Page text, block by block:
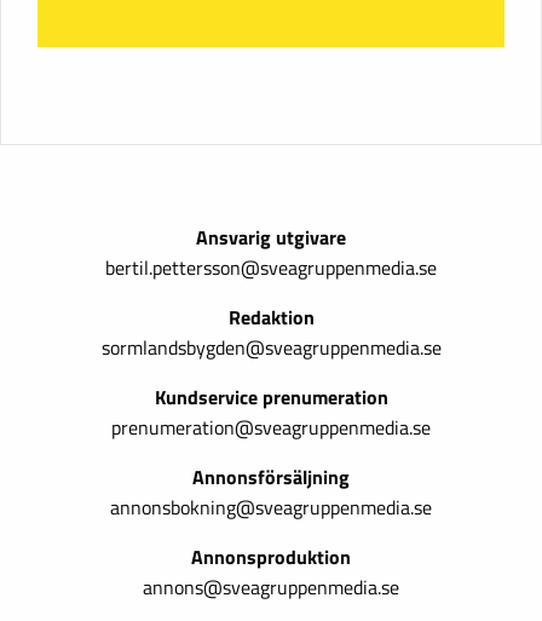
Ansvarig utgivare
bertil.pettersson@sveagruppenmedia.se
Redaktion
sormlandsbygden@sveagruppenmedia.se
Kundservice prenumeration
prenumeration@sveagruppenmedia.se
Annonsförsäljning
annonsbokning@sveagruppenmedia.se
Annonsproduktion
annons@sveagruppenmedia.se